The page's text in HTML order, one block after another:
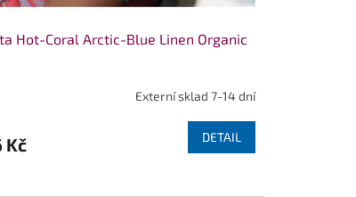
Hot-Coral Arctic-Blue Linen Organic
Externí sklad 7-14 dní
Kč DETAIL